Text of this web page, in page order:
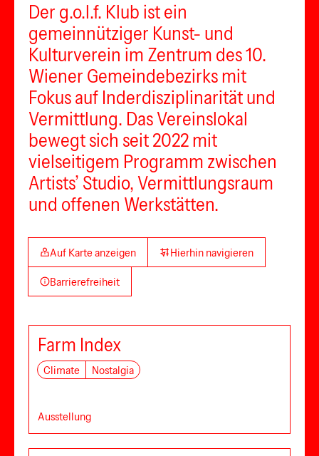
Der g.o.l.f. Klub ist ein
gemeinnütziger Kunst- und
Kulturverein im Zentrum des 10.
Wiener Gemeindebezirks mit
Fokus auf Inderdisziplinarität und
Vermittlung. Das Vereinslokal
bewegt sich seit 2022 mit
vielseitigem Programm zwischen
Artists’ Studio, Vermittlungsraum
und offenen Werkstätten.
Auf Karte anzeigen Hierhin navigieren
Barrierefreiheit
Farm Index
Climate Nostalgia
Ausstellung